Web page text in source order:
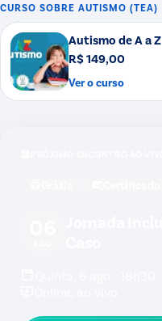
CURSO SOBRE AUTISMO (TEA)
Autismo de A a Z
R$ 149,00
Ver o curso